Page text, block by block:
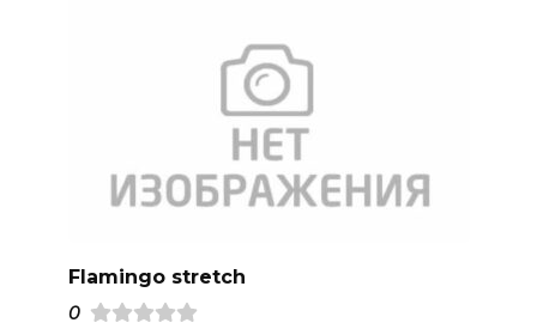
Flamingo stretch
0